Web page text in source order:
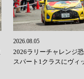
2026.08.05
2026ラリーチャレンジ
スパート1クラスにヴィ